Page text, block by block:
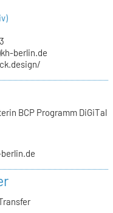
berlin.de
BCP Programm DiGiTal